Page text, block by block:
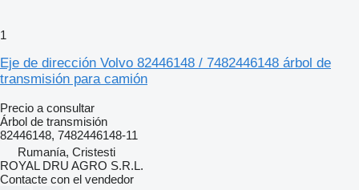
1
Eje de dirección Volvo 82446148 / 7482446148 árbol de
transmisión para camión
Precio a consultar
Árbol de transmisión
82446148, 7482446148-11
Rumanía, Cristesti
ROYAL DRU AGRO S.R.L.
Contacte con el vendedor